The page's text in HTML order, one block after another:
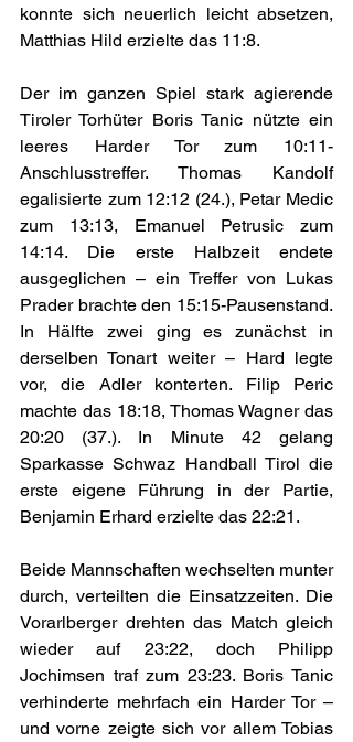
konnte sich neuerlich leicht absetzen,
Matthias Hild erzielte das 11:8.
Der im ganzen Spiel stark agierende
Tiroler Torhüter Boris Tanic nützte ein
leeres Harder Tor zum 10:11-
Anschlusstreffer. Thomas Kandolf
egalisierte zum 12:12 (24.), Petar Medic
zum 13:13, Emanuel Petrusic zum
14:14. Die erste Halbzeit endete
ausgeglichen – ein Treffer von Lukas
Prader brachte den 15:15-Pausenstand.
In Hälfte zwei ging es zunächst in
derselben Tonart weiter – Hard legte
vor, die Adler konterten. Filip Peric
machte das 18:18, Thomas Wagner das
20:20 (37.). In Minute 42 gelang
Sparkasse Schwaz Handball Tirol die
erste eigene Führung in der Partie,
Benjamin Erhard erzielte das 22:21.
Beide Mannschaften wechselten munter
durch, verteilten die Einsatzzeiten. Die
Vorarlberger drehten das Match gleich
wieder auf 23:22, doch Philipp
Jochimsen traf zum 23:23. Boris Tanic
verhinderte mehrfach ein Harder Tor –
und vorne zeigte sich vor allem Tobias